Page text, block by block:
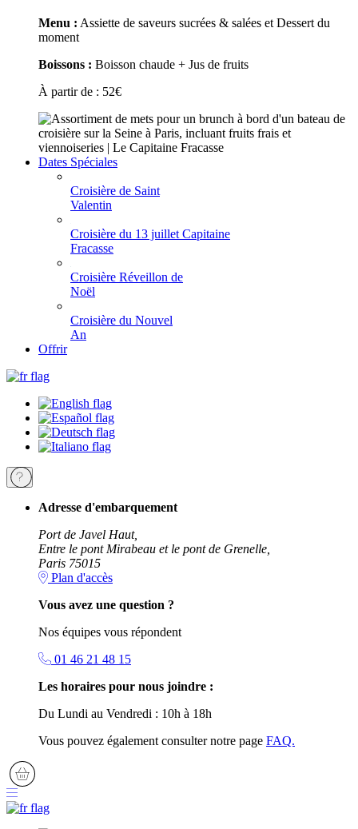
Menu : Assiette de saveurs sucrées & salées et Dessert du
moment
Boissons : Boisson chaude + Jus de fruits
À partir de : 52€
Dates Spéciales
Croisière de Saint
Valentin
Croisière du 13 juillet Capitaine
Fracasse
Croisière Réveillon de
Noël
Croisière du Nouvel
An
Offrir
Adresse d'embarquement
Port de Javel Haut,
Entre le pont Mirabeau et le pont de Grenelle,
Paris 75015
Plan d'accès
Vous avez une question ?
Nos équipes vous répondent
01 46 21 48 15
Les horaires pour nous joindre :
Du Lundi au Vendredi : 10h à 18h
Vous pouvez également consulter notre page FAQ.